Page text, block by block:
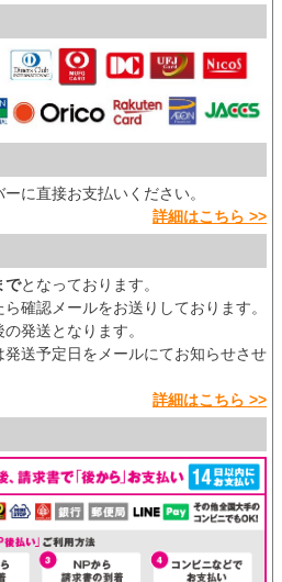
に直接お支払いください。
詳細はこちら >>
でとなっております。
確認メールをお送りしております。
発送となります。
送予定日をメールにてお知らせさせ
詳細はこちら >>